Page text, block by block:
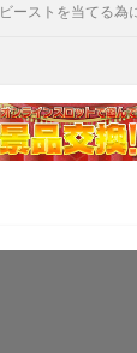
ビーストを当てる